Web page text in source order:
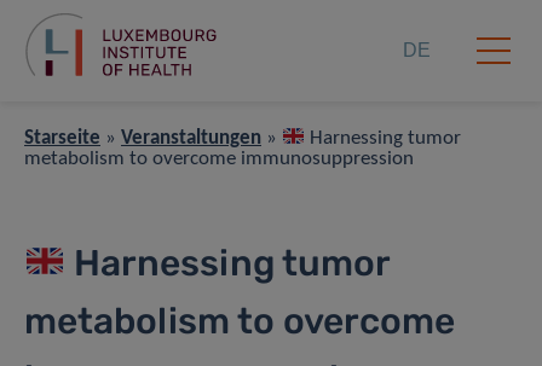
DE
Starseite » Veranstaltungen »
Harnessing tumor
metabolism to overcome immunosuppression
Harnessing tumor
metabolism to overcome